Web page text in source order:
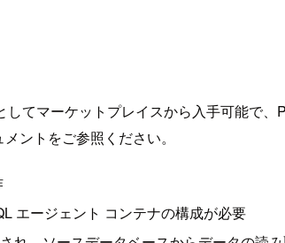
てマーケットプレイスから入手可能で
ントをご参照ください。
エージェント コンテナの構成が必要